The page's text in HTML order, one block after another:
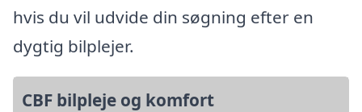
hvis du vil udvide din søgning efter en
dygtig bilplejer.
CBF bilpleje og komfort